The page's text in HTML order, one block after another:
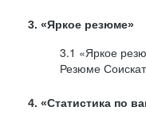
3. «Яркое резюме»
3.1 «Яркое
Резюме
4. «Статистика по